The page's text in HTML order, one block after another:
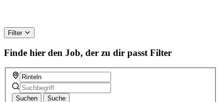
Filter
Finde hier den Job, der zu dir passt Filter
Suchen Suche